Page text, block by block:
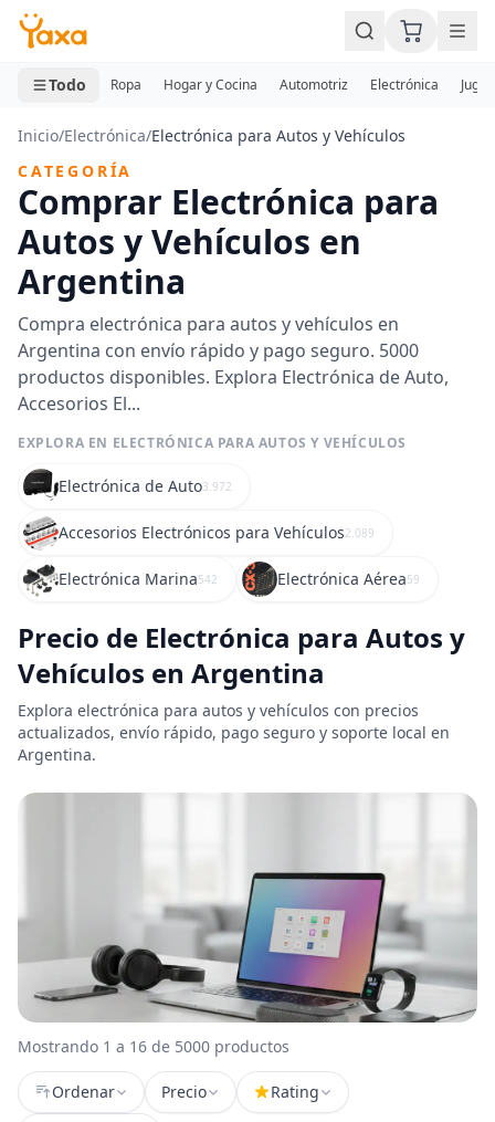
MINI CARRITO
0 productos
Todo Ropa Hogar y Cocina Automotriz Electrónica
Inicio/Electrónica/Electrónica para Autos y Vehículos
CATEGORÍA
Comprar Electrónica para
Autos y Vehículos en
Argentina
Compra electrónica para autos y vehículos en
Argentina con envío rápido y pago seguro. 5000
productos disponibles. Explora Electrónica de Auto,
Accesorios El...
EXPLORA EN ELECTRÓNICA PARA AUTOS Y VEHÍCULOS
Electrónica de Auto3.972
Accesorios Electrónicos para Vehículos2.089
Electrónica Marina542 Electrónica Aérea59
Precio de Electrónica para Autos y
Vehículos en Argentina
Explora electrónica para autos y vehículos con precios
actualizados, envío rápido, pago seguro y soporte local en
Argentina.
Mostrando 1 a 16 de 5000 productos
Ordenar Precio
Rating